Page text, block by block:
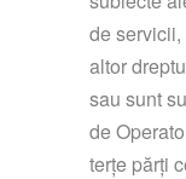
de
altor
sau sunt
de
terțe părți